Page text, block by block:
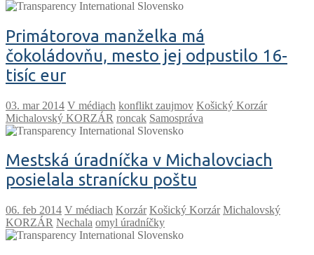
Primátorova manželka má
čokoládovňu, mesto jej odpustilo 16-
tisíc eur
V médiach konflikt zaujmov Košický Korzár
Michalovský KORZÁR roncak Samospráva
Mestská úradníčka v Michalovciach
posielala stranícku poštu
V médiach Korzár Košický Korzár Michalovský
KORZÁR Nechala omyl úradníčky